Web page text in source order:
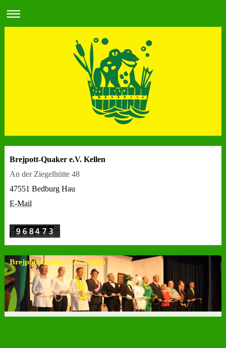
Brejpott-Quaker e.V. Kellen
An der Ziegelhütte 48
47551 Bedburg Hau
E-Mail
Brejpott-Quaker e.V. Kellen